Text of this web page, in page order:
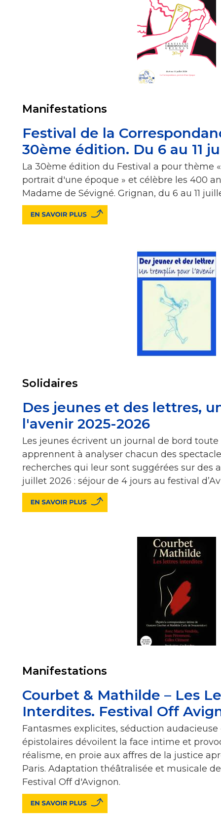
Manifestations
Festival de la
30ème édition. Du 6 au 11
La 30ème édition du Festival a pour thème
portrait d'une époque » et célèbre les 400
Madame de Sévigné. Grignan, du 6 au 11
Solidaires
Des jeunes et des lettres,
l'avenir 2025-2026
Les jeunes écrivent un journal de bord toute
apprennent à analyser chacun des
recherches qui leur sont suggérées sur des
juillet 2026 : séjour de 4 jours au festival
Manifestations
Courbet & Mathilde – Les
Interdites. Festival Off
Fantasmes explicites, séduction
épistolaires dévoilent la face intime et
réalisme, en proie aux affres de la justice
Paris. Adaptation théâtralisée et musicale
Festival Off d'Avignon.